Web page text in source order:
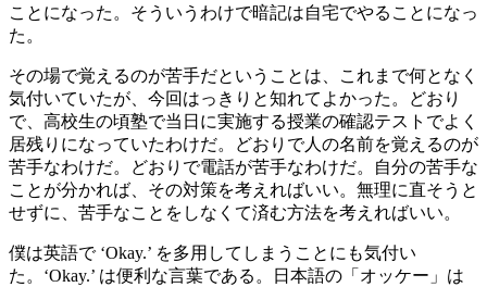
ことになった。そういうわけで暗記は自宅でやることになっ
た。
その場で覚えるのが苦手だということは、これまで何となく
気付いていたが、今回はっきりと知れてよかった。どおり
で、高校生の頃塾で当日に実施する授業の確認テストでよく
居残りになっていたわけだ。どおりで人の名前を覚えるのが
苦手なわけだ。どおりで電話が苦手なわけだ。自分の苦手な
ことが分かれば、その対策を考えればいい。無理に直そうと
せずに、苦手なことをしなくて済む方法を考えればいい。
僕は英語で ‘Okay.’ を多用してしまうことにも気付い
た。‘Okay.’ は便利な言葉である。日本語の「オッケー」は